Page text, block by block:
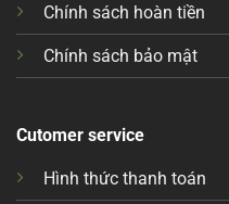
Chính sách hoàn tiền
Chính sách bảo mật
Cutomer service
Hình thức thanh toán